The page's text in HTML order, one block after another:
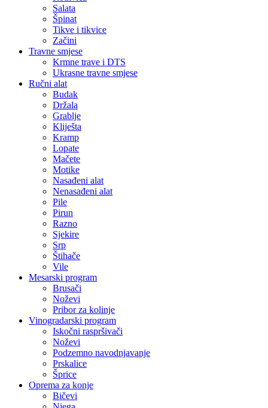
Salata
Špinat
Tikve i tikvice
Začini
Travne smjese
Krmne trave i DTS
Ukrasne travne smjese
Ručni alat
Budak
Držala
Grablje
Kliješta
Kramp
Lopate
Mačete
Motike
Nasađeni alat
Nenasađeni alat
Pile
Pirun
Razno
Sjekire
Srp
Štihače
Vile
Mesarski program
Brusači
Noževi
Pribor za kolinje
Vinogradarski program
Iskočni raspršivači
Noževi
Podzemno navodnjavanje
Prskalice
Šprice
Oprema za konje
Bičevi